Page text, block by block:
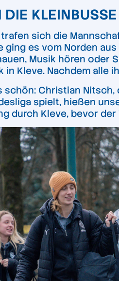
DIE KLEINBUSSE
trafen sich die
ging es vom Norden
Musik hören oder
in Kleve. Nachdem alle
schön: Christian Nitsch,
spielt, hießen
durch Kleve, bevor